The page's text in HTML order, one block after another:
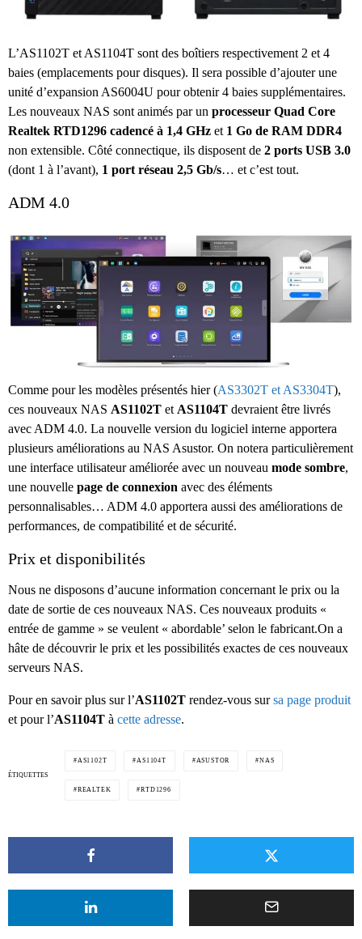
L’AS1102T et AS1104T sont des boîtiers respectivement 2 et 4
baies (emplacements pour disques). Il sera possible d’ajouter une
unité d’expansion AS6004U pour obtenir 4 baies supplémentaires.
Les nouveaux NAS sont animés par un processeur Quad Core
Realtek RTD1296 cadencé à 1,4 GHz et 1 Go de RAM DDR4
non extensible. Côté connectique, ils disposent de 2 ports USB 3.0
(dont 1 à l’avant), 1 port réseau 2,5 Gb/s… et c’est tout.
ADM 4.0
Comme pour les modèles présentés hier (AS3302T et AS3304T),
ces nouveaux NAS AS1102T etAS1104T devraient être livrés
avec ADM 4.0. La nouvelle version du logiciel interne apportera
plusieurs améliorations au NAS Asustor. On notera particulièrement
une interface utilisateur améliorée avec un nouveau mode sombre,
une nouvelle page de connexion avec des éléments
personnalisables… ADM 4.0 apportera aussi des améliorations de
performances, de compatibilité et de sécurité.
Prix et disponibilités
Nous ne disposons d’aucune information concernant le prix ou la
date de sortie de ces nouveaux NAS. Ces nouveaux produits «
entrée de gamme » se veulent « abordable’ selon le fabricant.On a
hâte de découvrir le prix et les possibilités exactes de ces nouveaux
serveurs NAS.
Pour en savoir plus sur l’AS1102T rendez-vous sursa page produit
et pour l’AS1104T à cette adresse.
ÉTIQUETTES
AS1102T AS1104T ASUSTOR NAS
REALTEK RTD1296